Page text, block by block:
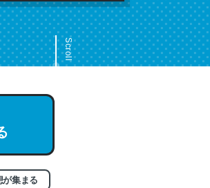
Scroll
が集まる
とてもクレバーなんだろうなと凄く思
られるかい？ by ラーズ・ヌートバー